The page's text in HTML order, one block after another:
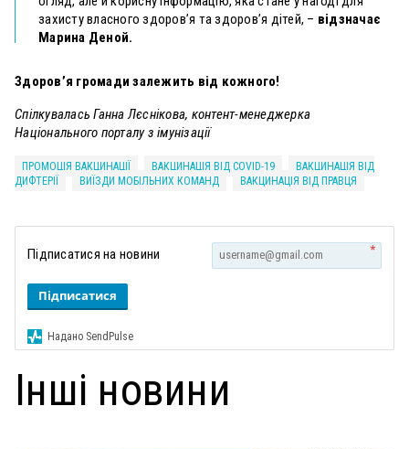
захисту власного здоров’я та здоров’я дітей, – відзначає
Марина Деной.
Здоров’я громади залежить від кожного!
Спілкувалась Ганна Лєснікова, контент-менеджерка
Національного порталу з імунізації
ПРОМОЦІЯ ВАКЦИНАЦІЇ ВАКЦИНАЦІЯ ВІД СOVID-19
ВАКЦИНАЦІЯ ВІД
ДИФТЕРІЇ
ВИЇЗДИ МОБІЛЬНИХ КОМАНД ВАКЦИНАЦІЯ ВІД ПРАВЦЯ
Підписатися на новини *
Підписатися
Надано SendPulse
Інші новини